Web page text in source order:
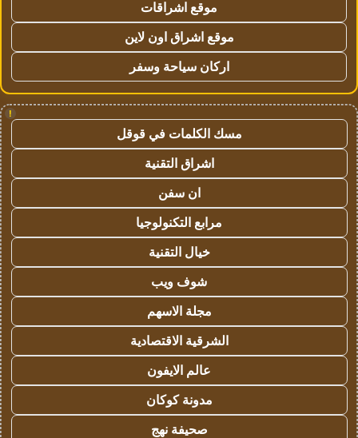
موقع اشراقات
موقع اشراق اون لاين
اركان سياحة وسفر
!
مسك الكلمات في قوقل
اشراق التقنية
ان سفن
مرابع التكنولوجيا
خيال التقنية
شوف ويب
مجلة الاسهم
الشرقية الاقتصادية
عالم الايفون
مدونة كوكان
صحيفة نهج